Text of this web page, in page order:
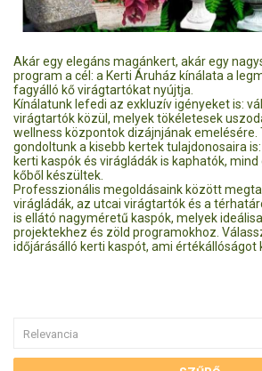
Akár egy elegáns magánkert, akár egy
program a cél: a Kerti Áruház kínálata a
fagyálló kő virágtartókat nyújtja.
Kínálatunk lefedi az exkluzív igényeket is:
virágtartók közül, melyek tökéletesek
wellness központok dizájnjának
gondoltunk a kisebb kertek tulajdonosaira
kerti kaspók és virágládák is kaphatók,
kőből készültek.
Professzionális megoldásaink között
virágládák, az utcai virágtartók és a
is ellátó nagyméretű kaspók, melyek
projektekhez és zöld programokhoz.
időjárásálló kerti kaspót, ami értékállóságot
Relevancia